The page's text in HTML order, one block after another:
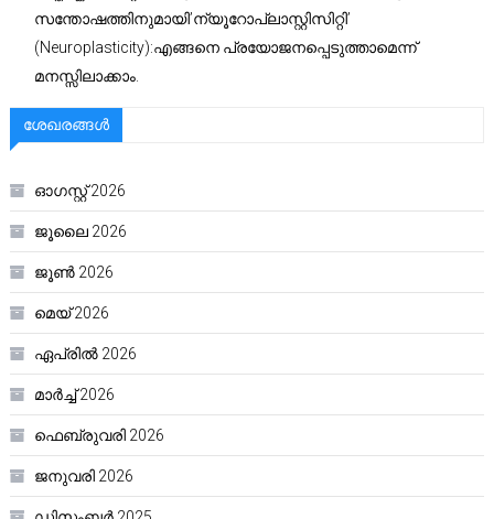
സന്തോഷത്തിനുമായി’ന്യൂറോപ്ലാസ്റ്റിസിറ്റി’
(Neuroplasticity):എങ്ങനെ പ്രയോജനപ്പെടുത്താമെന്ന്
മനസ്സിലാക്കാം.
ശേഖരങ്ങൾ
ഓഗസ്റ്റ്‌ 2026
ജൂലൈ 2026
ജൂൺ 2026
മെയ്‌ 2026
ഏപ്രിൽ 2026
മാർച്ച്‌ 2026
ഫെബ്രുവരി 2026
ജനുവരി 2026